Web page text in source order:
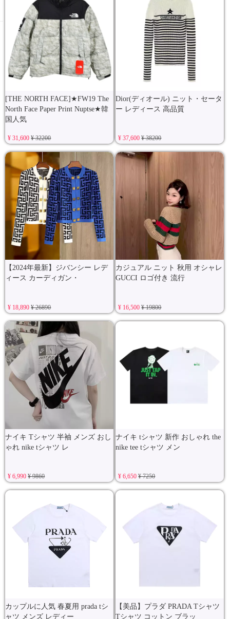
[THE NORTH FACE]★FW19 The
North Face Paper Print Nuptse★韓
国人気
¥ 31,600¥ 32200
Dior(ディオール) ニット・セータ
ー レディース 高品質
¥ 37,600¥ 38200
【2024年最新】ジバンシー レデ
ィース カーディガン・
¥ 18,890¥ 26890
カジュアル ニット 秋用 オシャレ
GUCCI ロゴ付き 流行
¥ 16,500¥ 19800
ナイキ Tシャツ 半袖 メンズ おし
ゃれ nike tシャツ レ
¥ 6,990¥ 9860
ナイキ tシャツ 新作 おしゃれ the
nike tee tシャツ メン
¥ 6,650¥ 7250
カップルに人気 春夏用 prada tシ
ャツ メンズ レディー
【美品】プラダ PRADA Tシャツ
Tシャツ コットン ブラッ